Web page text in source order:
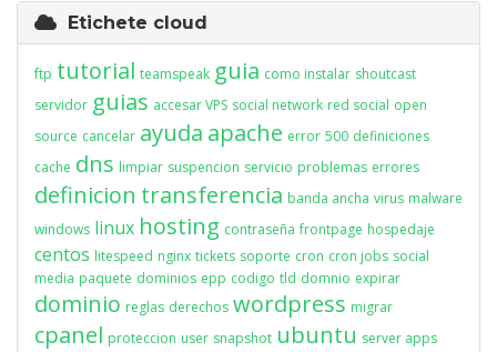
Etichete cloud
ftp tutorial teamspeak guia como instalar shoutcast
servidor guias accesar VPS social network red social open
source cancelar ayuda apache error 500 definiciones
cache dns limpiar suspencion servicio problemas errores
definicion transferencia banda ancha virus malware
windows linux hosting contraseña frontpage hospedaje
centos litespeed nginx tickets soporte cron cron jobs social
media paquete dominios epp codigo tld domnio expirar
dominio reglas derechos wordpress migrar
cpanel proteccion user snapshot ubuntu server apps